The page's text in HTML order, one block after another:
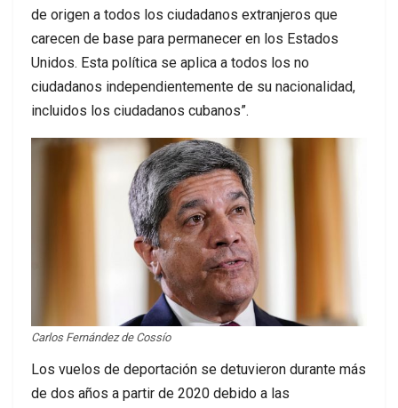
de origen a todos los ciudadanos extranjeros que
carecen de base para permanecer en los Estados
Unidos. Esta política se aplica a todos los no
ciudadanos independientemente de su nacionalidad,
incluidos los ciudadanos cubanos”.
Carlos Fernández de Cossío
Los vuelos de deportación se detuvieron durante más
de dos años a partir de 2020 debido a las